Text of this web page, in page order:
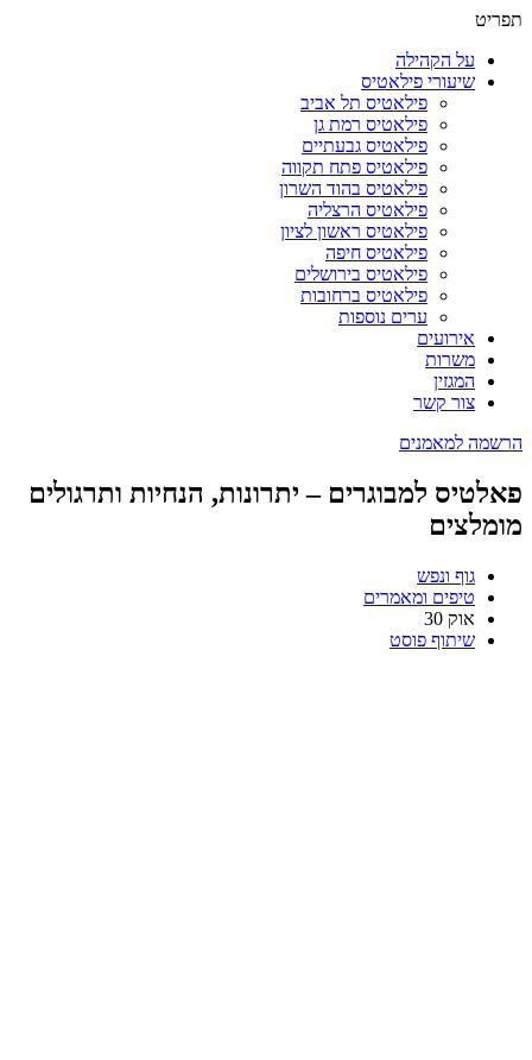
תפריט
על הקהילה
שיעורי פילאטיס
פילאטיס תל אביב
פילאטיס רמת גן
פילאטיס גבעתיים
פילאטיס פתח תקווה
פילאטיס בהוד השרון
פילאטיס הרצליה
פילאטיס ראשון לציון
פילאטיס חיפה
פילאטיס בירושלים
פילאטיס ברחובות
ערים נוספות
אירועים
משרות
המגזין
צור קשר
הרשמה למאמנים
פאלטיס למבוגרים – יתרונות, הנחיות ותרגולים
מומלצים
גוף ונפש
טיפים ומאמרים
אוק 30
שיתוף פוסט